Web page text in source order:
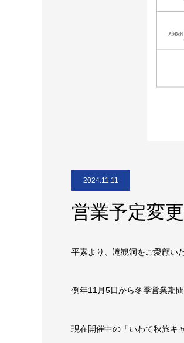
2024.11.11
営業予定変
平素より、滝観洞をご愛顧い
例年11月5日から冬季営業期
現在開催中の「いわて秋旅キ